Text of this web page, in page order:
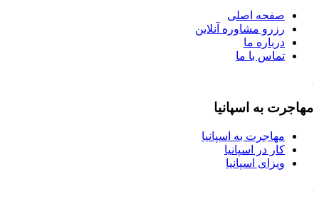
صفحه اصلی
رزرو مشاوره آنلاین
درباره ما
تماس با ما
مهاجرت به اسپانیا
مهاجرت به اسپانیا
کار در اسپانیا
ویزای اسپانیا